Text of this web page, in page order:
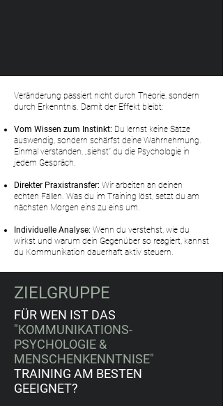
Veränderung passiert nicht durch Theorie, sondern
durch Erkenntnis. Damit der Effekt bleibt:
Vom Wissen zum Instinkt: Du lernst keine Sätze
auswendig, sondern schärfst deine Wahrnehmung.
Einmal verstanden, „siehst“ du die Psychologie in
jedem Gespräch.
Direkter Praxistransfer: Wir arbeiten an deinen
echten Fällen. Was du im Training löst, setzt du am
nächsten Morgen eins zu eins um.
Individuelle Analyse: Wenn du verstehst, wie du
wirkst und warum dein Gegenüber so reagiert, kannst
du Kommunikation dauerhaft aktiv steuern.
ZIELGRUPPE
FÜR WEN IST DAS
"KOMMUNIKATIONS-
PSYCHOLOGIE &
MENSCHENKENNTNISE"
TRAINING AM BESTEN
GEEIGNET?